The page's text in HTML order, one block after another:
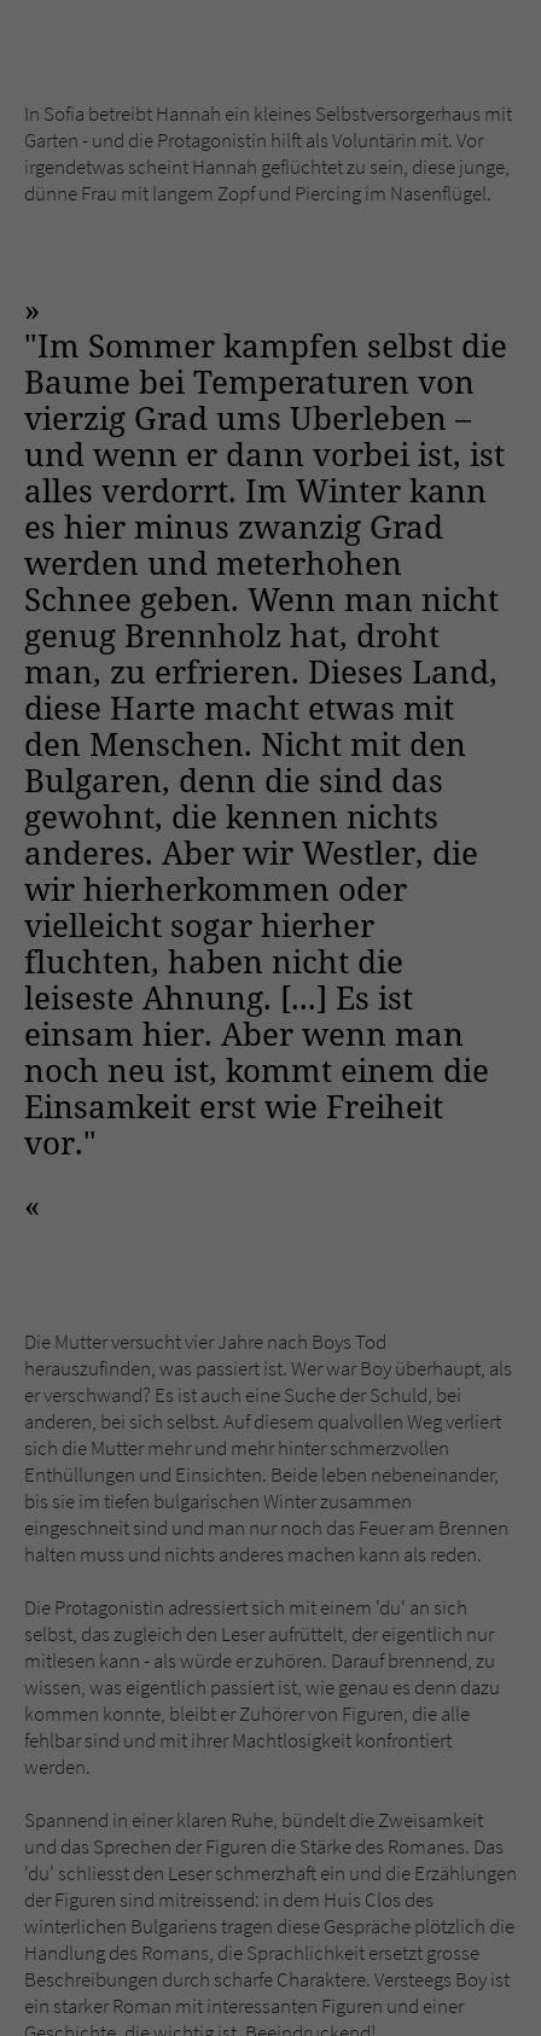
In Sofia betreibt Hannah ein kleines Selbstversorgerhaus mit
Garten - und die Protagonistin hilft als Voluntärin mit. Vor
irgendetwas scheint Hannah geflüchtet zu sein, diese junge,
dünne Frau mit langem Zopf und Piercing im Nasenflügel.
"Im Sommer kampfen selbst die
Baume bei Temperaturen von
vierzig Grad ums Uberleben –
und wenn er dann vorbei ist, ist
alles verdorrt. Im Winter kann
es hier minus zwanzig Grad
werden und meterhohen
Schnee geben. Wenn man nicht
genug Brennholz hat, droht
man, zu erfrieren. Dieses Land,
diese Harte macht etwas mit
den Menschen. Nicht mit den
Bulgaren, denn die sind das
gewohnt, die kennen nichts
anderes. Aber wir Westler, die
wir hierherkommen oder
vielleicht sogar hierher
fluchten, haben nicht die
leiseste Ahnung. [...] Es ist
einsam hier. Aber wenn man
noch neu ist, kommt einem die
Einsamkeit erst wie Freiheit
vor."
Die Mutter versucht vier Jahre nach Boys Tod
herauszufinden, was passiert ist. Wer war Boy überhaupt, als
er verschwand? Es ist auch eine Suche der Schuld, bei
anderen, bei sich selbst. Auf diesem qualvollen Weg verliert
sich die Mutter mehr und mehr hinter schmerzvollen
Enthüllungen und Einsichten. Beide leben nebeneinander,
bis sie im tiefen bulgarischen Winter zusammen
eingeschneit sind und man nur noch das Feuer am Brennen
halten muss und nichts anderes machen kann als reden.
Die Protagonistin adressiert sich mit einem 'du' an sich
selbst, das zugleich den Leser aufrüttelt, der eigentlich nur
mitlesen kann - als würde er zuhören. Darauf brennend, zu
wissen, was eigentlich passiert ist, wie genau es denn dazu
kommen konnte, bleibt er Zuhörer von Figuren, die alle
fehlbar sind und mit ihrer Machtlosigkeit konfrontiert
werden.
Spannend in einer klaren Ruhe, bündelt die Zweisamkeit
und das Sprechen der Figuren die Stärke des Romanes. Das
'du' schliesst den Leser schmerzhaft ein und die Erzählungen
der Figuren sind mitreissend: in dem Huis Clos des
winterlichen Bulgariens tragen diese Gespräche plötzlich die
Handlung des Romans, die Sprachlichkeit ersetzt grosse
Beschreibungen durch scharfe Charaktere. Versteegs Boy ist
ein starker Roman mit interessanten Figuren und einer